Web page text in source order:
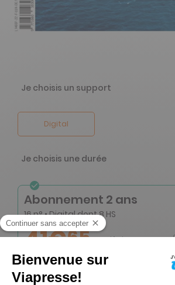
Je choisis un support
Digital
Je choisis une durée
Abonnement 2 ans
16 n° • Digital dont 8 HS
41€65 Tarif Kiosque :69€
Tarif France métropolitaine
Renouvellement à date d’anniversaire